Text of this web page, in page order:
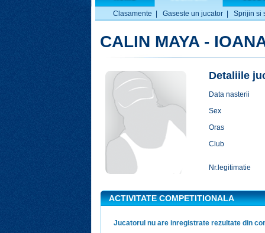
Clasamente Gaseste un jucator Sprijin si
CALIN MAYA -
Detaliile
Data nasterii
Sex
Oras
Club
Nr.legitimatie
ACTIVITATE COMPETITIONALA
Jucatorul nu are inregistrate rezultate din